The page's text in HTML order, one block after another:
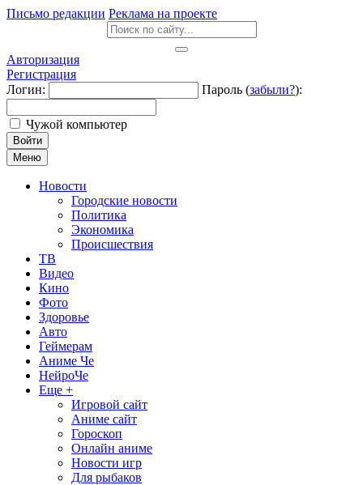
Письмо редакции Реклама на проекте
Авторизация
Регистрация
Логин:
Пароль (забыли?):
Чужой компьютер
Войти
Меню
Новости
Городские новости
Политика
Экономика
Происшествия
ТВ
Видео
Кино
Фото
Здоровье
Авто
Геймерам
Аниме Че
НейроЧе
Еще +
Игровой сайт
Аниме сайт
Гороскоп
Онлайн аниме
Новости игр
Для рыбаков